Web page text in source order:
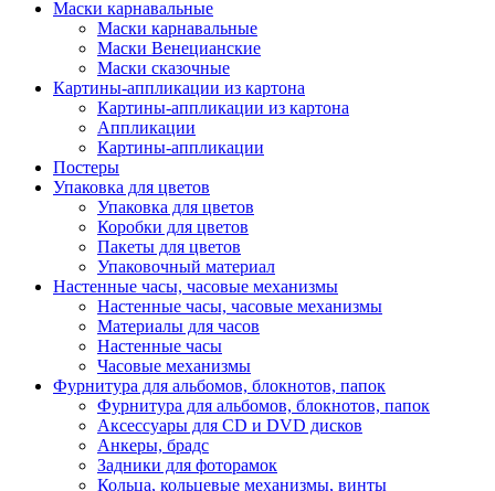
Маски карнавальные
Маски карнавальные
Маски Венецианские
Маски сказочные
Картины-аппликации из картона
Картины-аппликации из картона
Аппликации
Картины-аппликации
Постеры
Упаковка для цветов
Упаковка для цветов
Коробки для цветов
Пакеты для цветов
Упаковочный материал
Настенные часы, часовые механизмы
Настенные часы, часовые механизмы
Материалы для часов
Настенные часы
Часовые механизмы
Фурнитура для альбомов, блокнотов, папок
Фурнитура для альбомов, блокнотов, папок
Аксессуары для CD и DVD дисков
Анкеры, брадс
Задники для фоторамок
Кольца, кольцевые механизмы, винты